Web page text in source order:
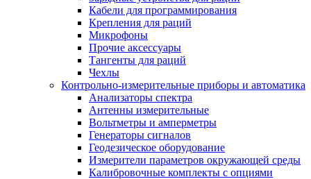
Кабели для программирования
Крепления для раций
Микрофоны
Прочие аксессуары
Тангенты для раций
Чехлы
Контрольно-измерительные приборы и автоматика
Анализаторы спектра
Антенны измерительные
Вольтметры и амперметры
Генераторы сигналов
Геодезическое оборудование
Измерители параметров окружающей среды
Калибровочные комплекты с опциями